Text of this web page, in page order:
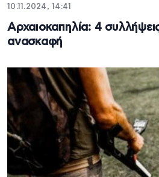
10.11.2024, 14:41
Αρχαιοκαπηλία: 4
ανασκαφή